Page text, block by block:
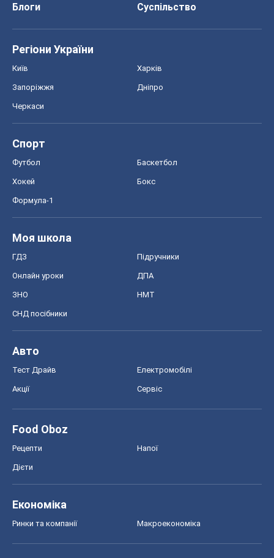
Блоги
Суспільство
Регіони України
Київ Харків
Запоріжжя Дніпро
Черкаси
Спорт
Футбол Баскетбол
Хокей Бокс
Формула-1
Моя школа
ГДЗ Підручники
Онлайн уроки ДПА
ЗНО НМТ
СНД посібники
Авто
Тест Драйв Електромобілі
Акції Сервіс
Food Oboz
Рецепти Напої
Дієти
Економіка
Ринки та компанії Макроекономіка